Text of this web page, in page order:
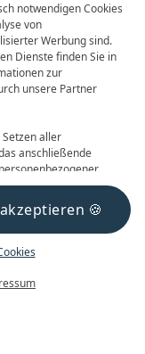
notwendigen Cookies
von
Werbung sind.
Dienste finden Sie in
zur
unsere Partner
Setzen aller
anschließende
Partnern zu. Falls
auf „Nur essenzielle
„Übersicht nicht
im Fußbereich
jederzeit aufrufen und